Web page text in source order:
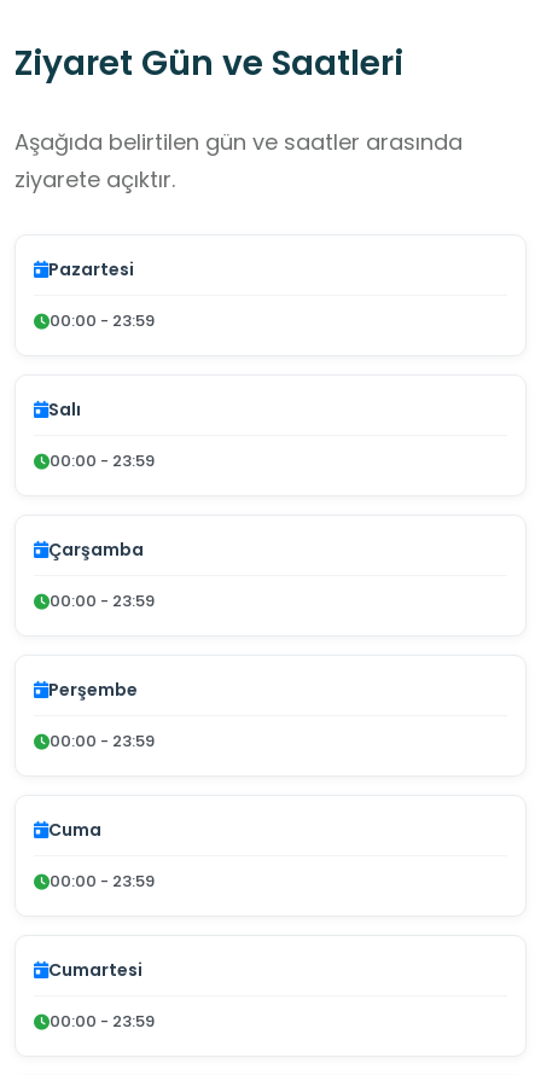
Ziyaret Gün ve Saatleri
Aşağıda belirtilen gün ve saatler arasında
ziyarete açıktır.
Pazartesi
00:00 - 23:59
Salı
00:00 - 23:59
Çarşamba
00:00 - 23:59
Perşembe
00:00 - 23:59
Cuma
00:00 - 23:59
Cumartesi
00:00 - 23:59